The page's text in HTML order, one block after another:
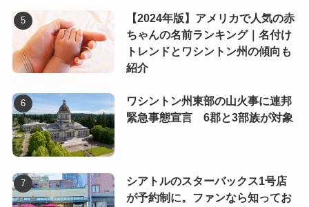
【2024年版】アメリカで人気の赤
ちゃんの名前ランキング｜名付け
トレンドとワシントン州の傾向も
紹介
ワシントン州東部の山火事に連邦
緊急事態宣言 6郡と3部族が対象
シアトルのスターバックス1号店
が予約制に。ファンなら知ってお